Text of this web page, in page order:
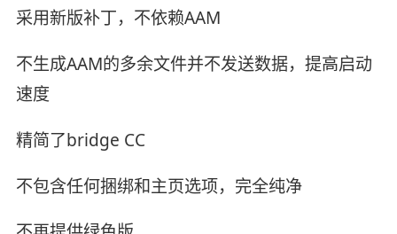
采用新版补丁，不依赖AAM
不生成AAM的多余文件并不发送数据，提高启动
速度
精简了bridge CC
不包含任何捆绑和主页选项，完全纯净